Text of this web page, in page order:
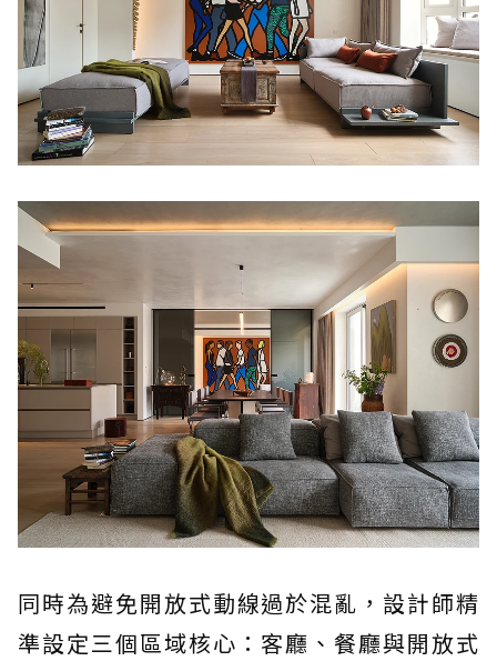
同時為避免開放式動線過於混亂，設計師精
準設定三個區域核心：客廳、餐廳與開放式